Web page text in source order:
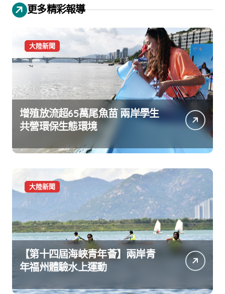
更多精彩報導
大陸新聞
增殖放流超65萬尾魚苗 兩岸學生
共營環保生態環境
大陸新聞
【第十四屆海峽青年薈】兩岸青
年福州體驗水上運動